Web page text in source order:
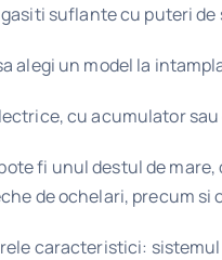
suflante cu puteri
alegi un model la
cu acumulator
fi unul destul de
de ochelari, precum si
caracteristici: